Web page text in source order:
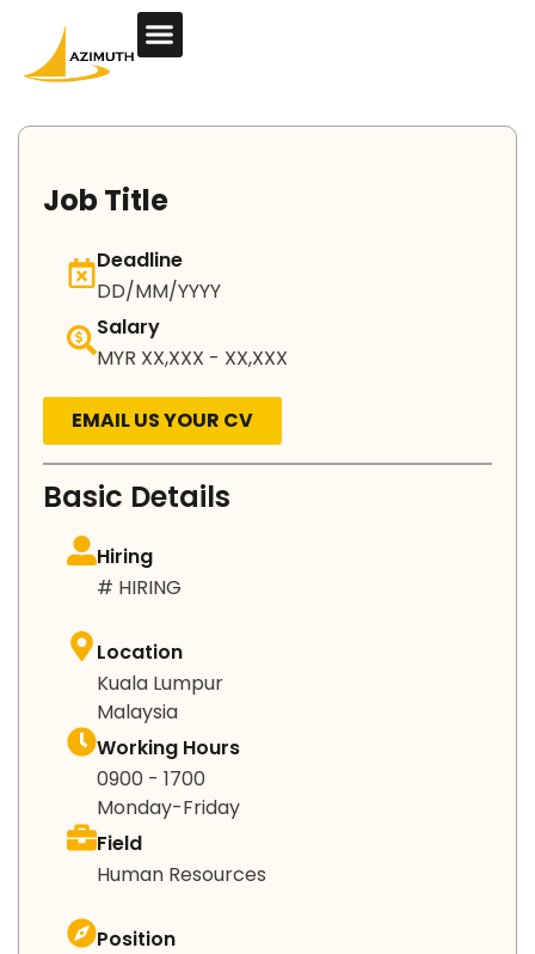
Job Title​
Deadline
DD/MM/YYYY
Salary
MYR XX,XXX - XX,XXX
EMAIL US YOUR CV
Basic Details
Hiring
# HIRING
Location
Kuala Lumpur
Malaysia
Working Hours
0900 - 1700
Monday-Friday
Field
Human Resources
Position